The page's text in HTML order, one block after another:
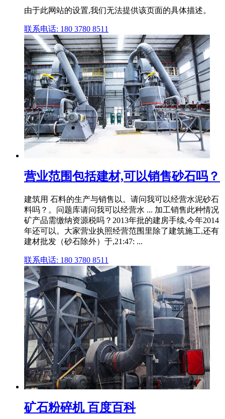
由于此网站的设置,我们无法提供该页面的具体描述。
联系电话: 180 3780 8511
营业范围包括建材,可以销售砂石吗？
建筑用 石料的生产与销售以。请问我可以经营水泥砂石
料吗？。问题库请问我可以经营水 ... 加工销售此种情况
矿产品需缴纳资源税吗？2013年批的建房手续,今年2014
年还可以。大家营业执照经营范围里除了建筑施工,还有
建材批发（砂石除外）于,21:47: ...
联系电话: 180 3780 8511
矿石粉碎机 百度百科